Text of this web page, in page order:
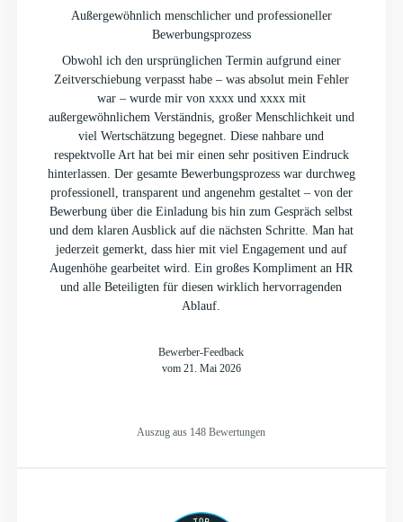
Außergewöhnlich menschlicher und professioneller
Bewerbungsprozess
Obwohl ich den ursprünglichen Termin aufgrund einer
Zeitverschiebung verpasst habe – was absolut mein Fehler
war – wurde mir von xxxx und xxxx mit
außergewöhnlichem Verständnis, großer Menschlichkeit und
viel Wertschätzung begegnet. Diese nahbare und
respektvolle Art hat bei mir einen sehr positiven Eindruck
hinterlassen. Der gesamte Bewerbungsprozess war durchweg
professionell, transparent und angenehm gestaltet – von der
Bewerbung über die Einladung bis hin zum Gespräch selbst
und dem klaren Ausblick auf die nächsten Schritte. Man hat
jederzeit gemerkt, dass hier mit viel Engagement und auf
Augenhöhe gearbeitet wird. Ein großes Kompliment an HR
und alle Beteiligten für diesen wirklich hervorragenden
Ablauf.
Bewerber-Feedback
vom 21. Mai 2026
Auszug aus 148 Bewertungen